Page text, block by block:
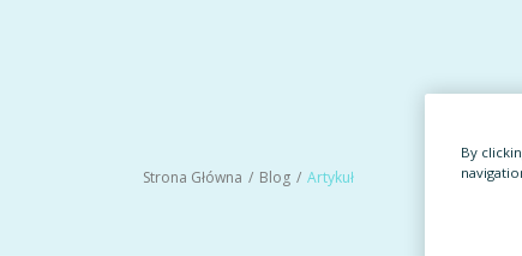
Strona Główna Blog Artykuł
By